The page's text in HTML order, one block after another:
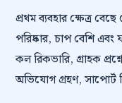
প্রথম ব্যবহার ক্ষেত্র
পরিষ্কার, চাপ বেশি
কল রিকভারি, গ্রাহক
অভিযোগ গ্রহণ, সাপোর্ট